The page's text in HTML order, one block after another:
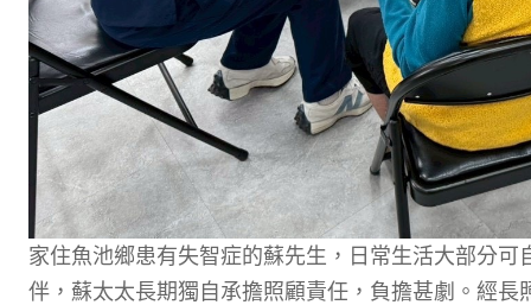
家住魚池鄉患有失智症的蘇先生，日常生活大部分
伴，蘇太太長期獨自承擔照顧責任，負擔甚劇。經